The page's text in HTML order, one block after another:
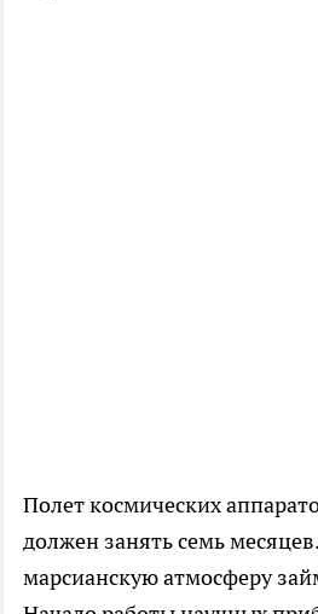
Полет космических
должен занять семь
марсианскую атмосферу